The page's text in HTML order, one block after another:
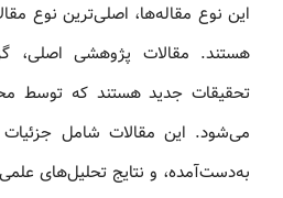
هستند. مقالات پژوهشی اصلی،
تحقیقات جدید هستند که توسط
می‌شود. این مقالات شامل جزئیات
به‌دست‌آمده، و نتایج تحلیل‌های